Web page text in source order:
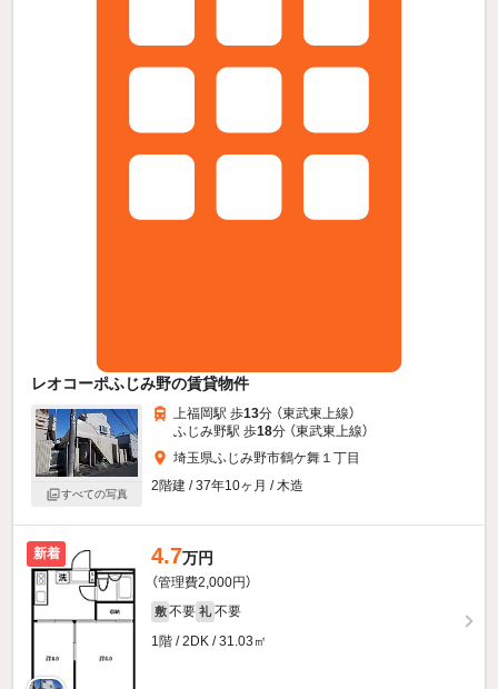
レオコーポふじみ野の賃貸物件
すべての写真
上福岡駅 歩13分 （東武東上線）
ふじみ野駅 歩18分 （東武東上線）
埼玉県ふじみ野市鶴ケ舞１丁目
2階建 / 37年10ヶ月 / 木造
新着 4.7万円
（管理費2,000円）
敷 不要 礼 不要
1階 / 2DK / 31.03㎡